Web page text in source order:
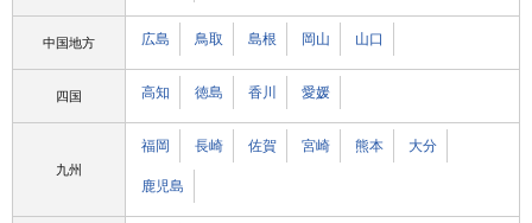
中国地方 広島 鳥取 島根 岡山 山口
四国 高知 徳島 香川 愛媛
九州
福岡 長崎 佐賀 宮崎 熊本 大分
鹿児島